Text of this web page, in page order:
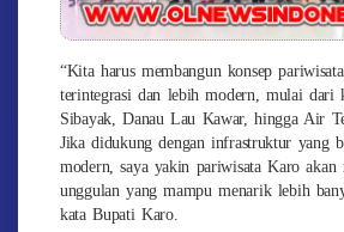
“Kita harus membangun konsep
terintegrasi dan lebih modern, mulai dari
Sibayak, Danau Lau Kawar, hingga Air
Jika didukung dengan infrastruktur yang
modern, saya yakin pariwisata Karo akan
unggulan yang mampu menarik lebih
kata Bupati Karo.